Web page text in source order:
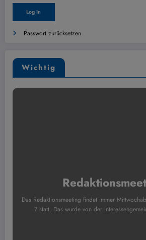
Passwort zurücksetzen
Wichtig
Das Redaktionsmeeting findet immer
7 statt. Das wurde von der